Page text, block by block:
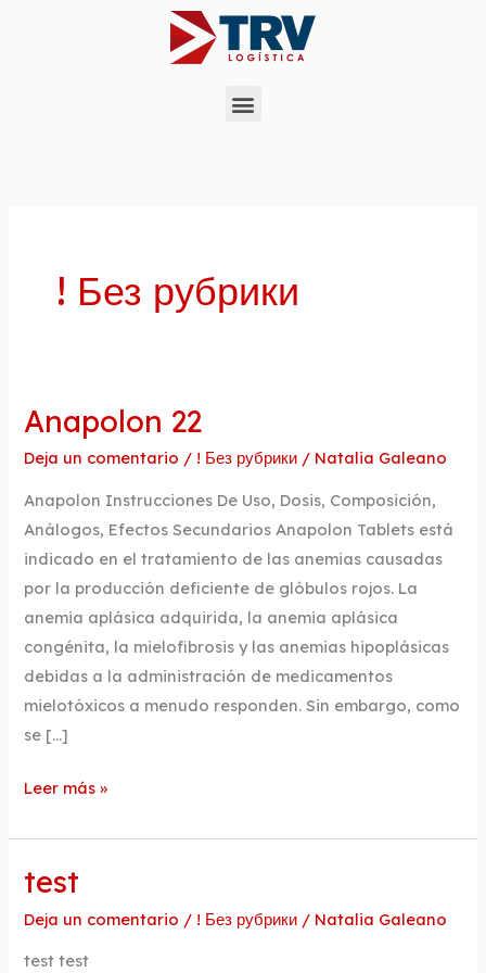
Menu
! Без рубрики
Anapolon 22
Deja un comentario / ! Без рубрики / Natalia Galeano
Anapolon Instrucciones De Uso, Dosis, Composición,
Análogos, Efectos Secundarios Anapolon Tablets está
indicado en el tratamiento de las anemias causadas
por la producción deficiente de glóbulos rojos. La
anemia aplásica adquirida, la anemia aplásica
congénita, la mielofibrosis y las anemias hipoplásicas
debidas a la administración de medicamentos
mielotóxicos a menudo responden. Sin embargo, como
se […]
Anapolon
Leer más »
test
Deja un comentario / ! Без рубрики / Natalia Galeano
test test
test